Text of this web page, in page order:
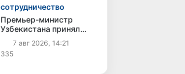
сотрудничество
Премьер-министр
Узбекистана принял
участие во встрече с
Президентом
Кыргызстана в рамках
7 авг 2026, 14:21
335